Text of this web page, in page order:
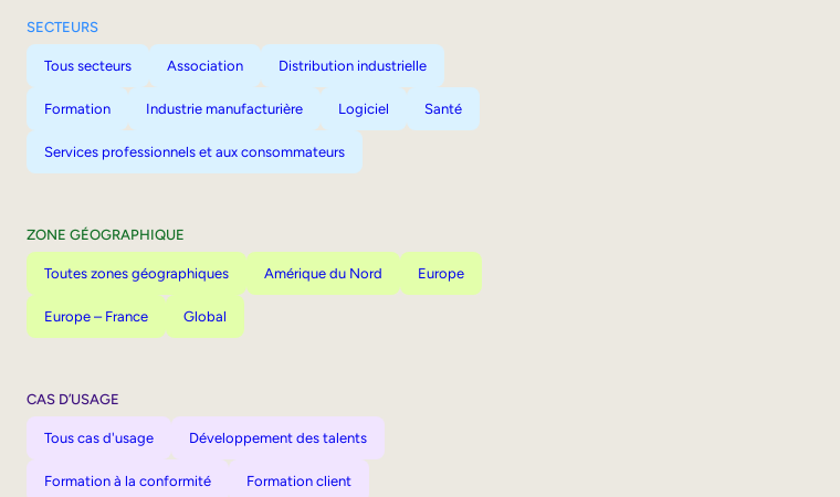
SECTEURS
Tous secteurs Association Distribution industrielle
Formation Industrie manufacturière Logiciel Santé
Services professionnels et aux consommateurs
ZONE GÉOGRAPHIQUE
Toutes zones géographiques Amérique du Nord Europe
Europe – France Global
CAS D’USAGE
Tous cas d'usage Développement des talents
Formation à la conformité Formation client